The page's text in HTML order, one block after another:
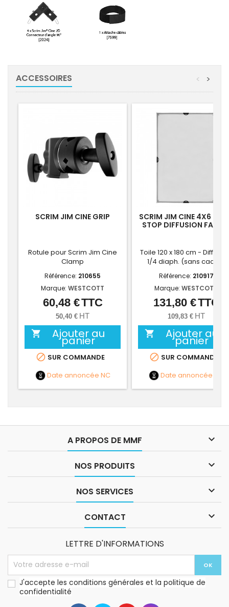
ACCESSOIRES >
<
SCRIM JIM CINE GRIP
Rotule pour Scrim Jim Cine
Clamp
Référence: 210655
Marque: WESTCOTT
Prix
60,48 €TTC
50,40 € HT
 Ajouter au
panier
 SUR COMMANDE
Date annoncée NC
SCRIM JIM CINE 4X6 - 1/
STOP DIFFUSION
Toile 120 x 180 cm -
1/4 diaph. (sans cadre)
Référence: 210917
Marque: WESTCOTT
Prix
131,80 €TTC
109,83 € HT
 Ajouter au
panier
 SUR COMMANDE
Date annoncée
A PROPOS DE MMF 
NOS PRODUITS 
NOS SERVICES 
CONTACT 
LETTRE D'INFORMATIONS
J'accepte les conditions générales et la politique de
confidentialité